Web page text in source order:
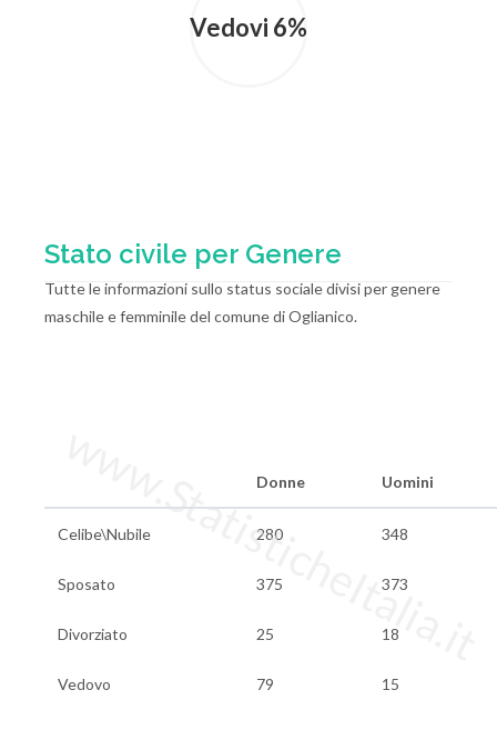
Vedovi 6%
Stato civile per Genere
Tutte le informazioni sullo status sociale divisi per genere
maschile e femminile del comune di Oglianico.
Donne Uomini
Celibe\Nubile 280 348
Sposato 375 373
Divorziato 25 18
Vedovo 79 15
www.StatisticheItalia.it